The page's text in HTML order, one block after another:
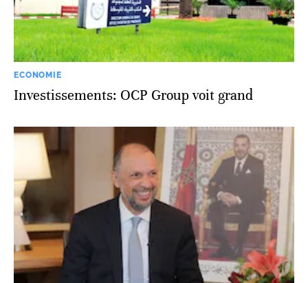
ECONOMIE
Investissements: OCP Group voit grand